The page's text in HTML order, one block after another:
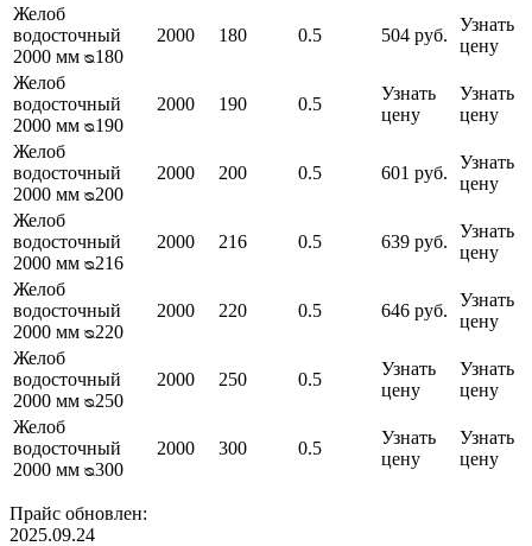
Желоб
водосточный
2000 мм ᴓ180
2000 180 0.5 504 руб.
Узнать
цену
Желоб
водосточный
2000 мм ᴓ190
2000 190 0.5
Узнать
цену
Узнать
цену
Желоб
водосточный
2000 мм ᴓ200
2000 200 0.5 601 руб.
Узнать
цену
Желоб
водосточный
2000 мм ᴓ216
2000 216 0.5 639 руб.
Узнать
цену
Желоб
водосточный
2000 мм ᴓ220
2000 220 0.5 646 руб.
Узнать
цену
Желоб
водосточный
2000 мм ᴓ250
2000 250 0.5
Узнать
цену
Узнать
цену
Желоб
водосточный
2000 мм ᴓ300
2000 300 0.5
Узнать
цену
Узнать
цену
Прайс обновлен:
2025.09.24